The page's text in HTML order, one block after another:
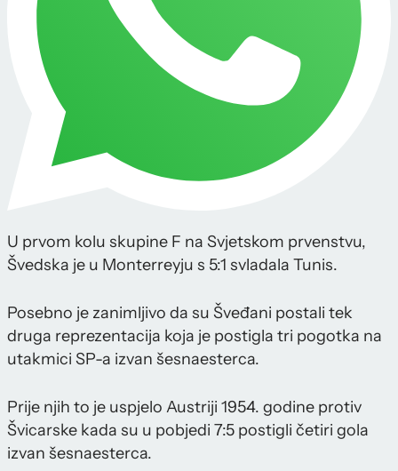
U prvom kolu skupine F na Svjetskom prvenstvu,
Švedska je u Monterreyju s 5:1 svladala Tunis.
Posebno je zanimljivo da su Šveđani postali tek
druga reprezentacija koja je postigla tri pogotka na
utakmici SP-a izvan šesnaesterca.
Prije njih to je uspjelo Austriji 1954. godine protiv
Švicarske kada su u pobjedi 7:5 postigli četiri gola
izvan šesnaesterca.